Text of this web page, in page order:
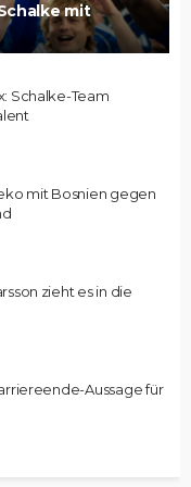
mit
Schalke-Team
mit Bosnien gegen
zieht es in die
Aussage für